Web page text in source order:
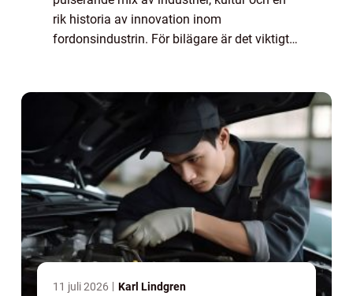
rik historia av innovation inom
fordonsindustrin. För bilägare är det viktigt
11 juli 2026 Karl Lindgren